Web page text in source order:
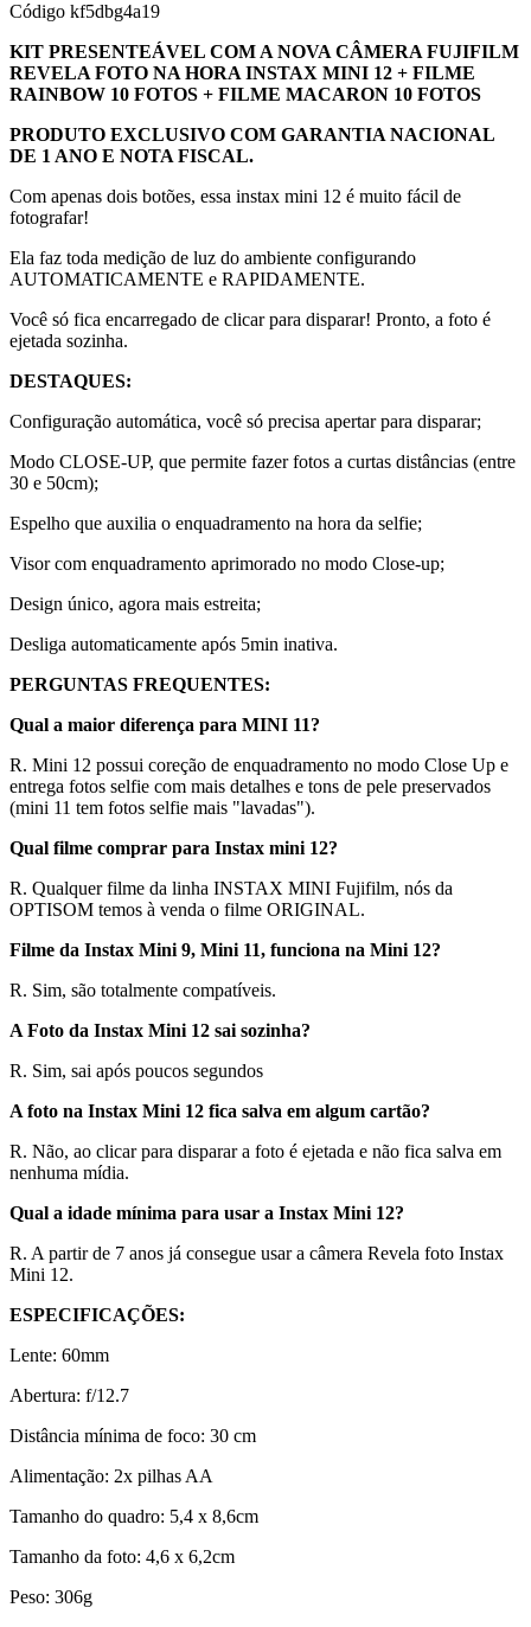
Código kf5dbg4a19
KIT PRESENTEÁVEL COM A NOVA CÂMERA FUJIFILM
REVELA FOTO NA HORA INSTAX MINI 12 + FILME
RAINBOW 10 FOTOS + FILME MACARON 10 FOTOS
PRODUTO EXCLUSIVO COM GARANTIA NACIONAL
DE 1 ANO E NOTA FISCAL.
Com apenas dois botões, essa instax mini 12 é muito fácil de
fotografar!
Ela faz toda medição de luz do ambiente configurando
AUTOMATICAMENTE e RAPIDAMENTE.
Você só fica encarregado de clicar para disparar! Pronto, a foto é
ejetada sozinha.
DESTAQUES:
Configuração automática, você só precisa apertar para disparar;
Modo CLOSE-UP, que permite fazer fotos a curtas distâncias (entre
30 e 50cm);
Espelho que auxilia o enquadramento na hora da selfie;
Visor com enquadramento aprimorado no modo Close-up;
Design único, agora mais estreita;
Desliga automaticamente após 5min inativa.
PERGUNTAS FREQUENTES:
Qual a maior diferença para MINI 11?
R. Mini 12 possui coreção de enquadramento no modo Close Up e
entrega fotos selfie com mais detalhes e tons de pele preservados
(mini 11 tem fotos selfie mais "lavadas").
Qual filme comprar para Instax mini 12?
R. Qualquer filme da linha INSTAX MINI Fujifilm, nós da
OPTISOM temos à venda o filme ORIGINAL.
Filme da Instax Mini 9, Mini 11, funciona na Mini 12?
R. Sim, são totalmente compatíveis.
A Foto da Instax Mini 12 sai sozinha?
R. Sim, sai após poucos segundos
A foto na Instax Mini 12 fica salva em algum cartão?
R. Não, ao clicar para disparar a foto é ejetada e não fica salva em
nenhuma mídia.
Qual a idade mínima para usar a Instax Mini 12?
R. A partir de 7 anos já consegue usar a câmera Revela foto Instax
Mini 12.
ESPECIFICAÇÕES:
Lente: 60mm
Abertura: f/12.7
Distância mínima de foco: 30 cm
Alimentação: 2x pilhas AA
Tamanho do quadro: 5,4 x 8,6cm
Tamanho da foto: 4,6 x 6,2cm
Peso: 306g